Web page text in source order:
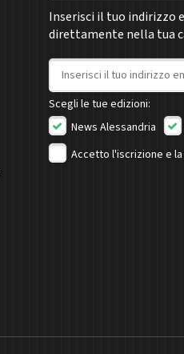
Inserisci il tuo indirizzo
direttamente nella tua
Indirizzo email
Scegli le tue edizioni:
News Alessandria
Accetto l'iscrizione e la